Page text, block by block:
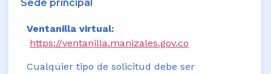
Sede principal
Ventanilla virtual:
https://ventanilla.manizales.gov.co
Cualquier tipo de solicitud debe ser